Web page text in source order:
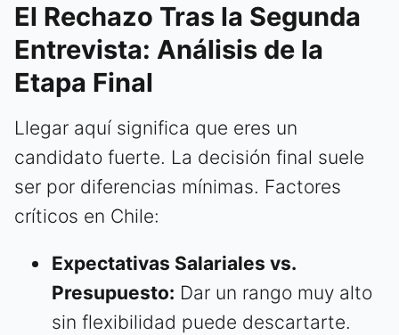
El Rechazo Tras la Segunda
Entrevista: Análisis de la
Etapa Final
Llegar aquí significa que eres un
candidato fuerte. La decisión final suele
ser por diferencias mínimas. Factores
críticos en Chile:
Expectativas Salariales vs.
Presupuesto: Dar un rango muy alto
sin flexibilidad puede descartarte.